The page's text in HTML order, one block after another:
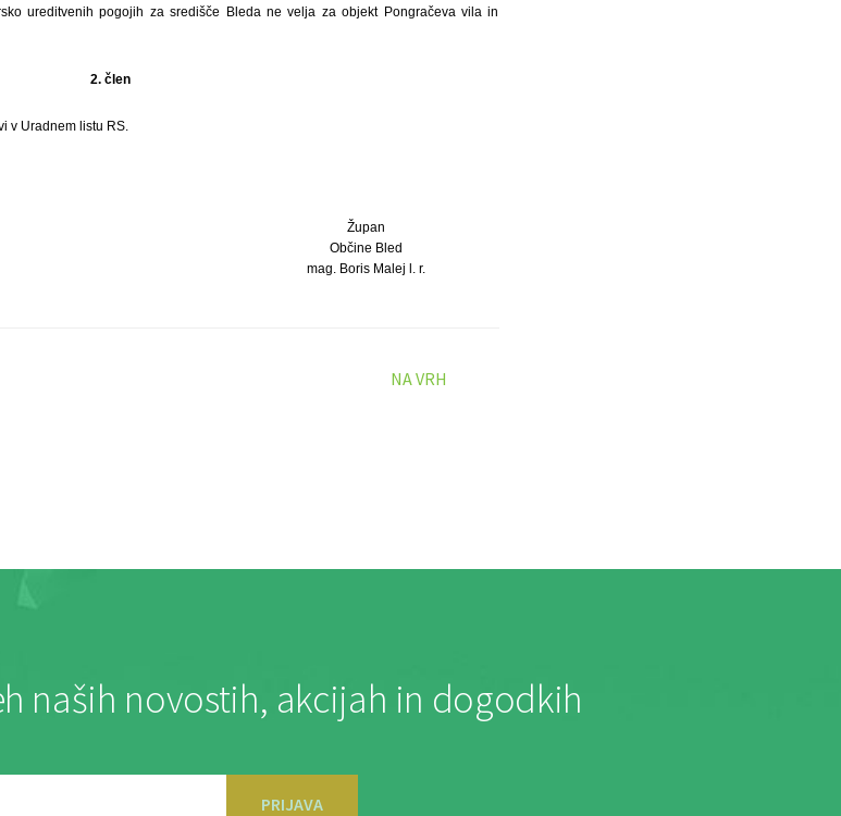
ureditvenih pogojih za središče Bleda ne velja za objekt Pongračeva vila in
2. člen
v Uradnem listu RS.
Župan
Občine Bled
mag. Boris Malej l. r.
NA VRH
naših novostih, akcijah in dogodkih
PRIJAVA